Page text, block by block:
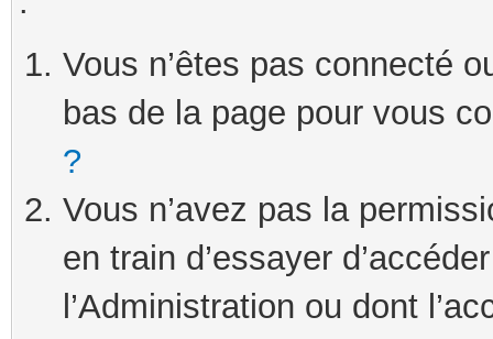
Vous n’êtes pas connecté
bas de la page pour vous
?
Vous n’avez pas la
en train d’essayer
l’Administration ou dont